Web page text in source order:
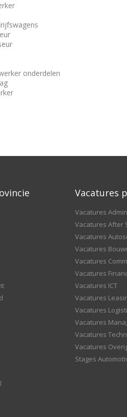
onderdelen
Vacatures
Vacatures
Vacatures After
Vacatures
Vacatures
Vacatures
Vacatures
Vacatures ICT
Vacatures
Vacatures
Vacatures
Vacatures
Vacatures
Stages